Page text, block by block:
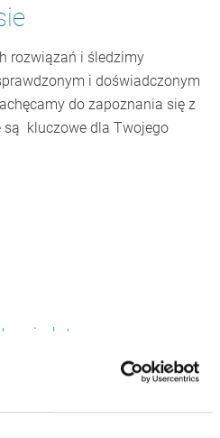
rozwiązań i śledzimy
i doświadczonym
do zapoznania się z
są kluczowe dla Twojego
ważne dla Twojej branży